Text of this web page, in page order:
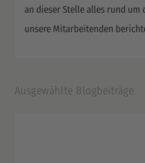
an dieser Stelle alles rund um
unsere Mitarbeitenden
Ausgewählte Blogbeiträge